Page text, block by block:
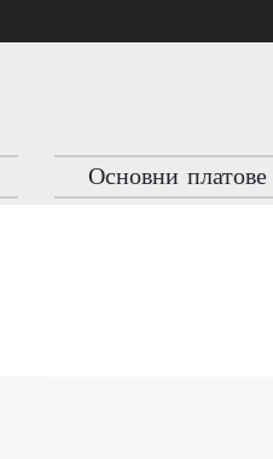
Основни платове